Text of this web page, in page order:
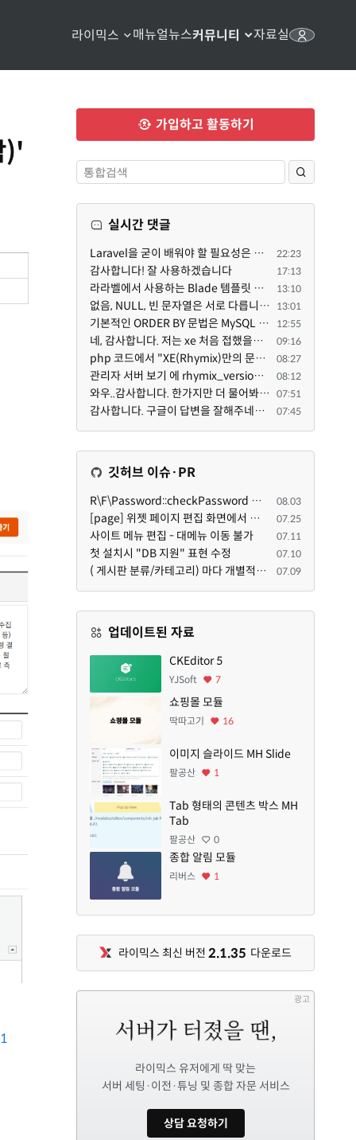
라이믹스 매뉴얼뉴스커뮤니티 자료실
)'
가입하고 활동하기
실시간 댓글
Laravel을 굳이 배워야 할 필요성은 없습니다만, Class기반의 객체 지향 프로그래밍과, PSR-4라는 Composer... 22:23
감사합니다! 잘 사용하겠습니다 17:13
라라벨에서 사용하는 Blade 템플릿 문법을 라이믹스에서도 일부분 도입하였는데, 양쪽의 템플릿 매뉴얼 분량... 13:10
없음, NULL, 빈 문자열은 서로 다릅니다. 예전에는 대충 써도 서로 통용되었지만, 그것 때문에 버그나 보안... 13:01
기본적인 ORDER BY 문법은 MySQL 초기 버전이든 MariaDB 최신 버전이든 차이가 없습니다. 라이믹스 게시판에... 12:55
네, 감사합니다. 저는 xe 처음 접했을때 XE 문법으로 만들었다고 해서 xe코드들이 php와 전혀 다른것 같이 ... 09:16
php 코드에서 "XE(Rhymix)만의 문법"이라는건 존재하지도 않고 별도의 인터프리터를 만들지 않는한 쓸 수도 ... 08:27
관리자 서버 보기 에 rhymix_version : 2.1.35 php : 7.4.3 (64-bit) db.type : mysql (innodb, utf8mb4) db... 08:12
와우..감사합니다. 한가지만 더 물어봐도 되겠는지요. Password.php 파일안에 클래스와 함수들은 순수 php ... 07:51
감사합니다. 구글이 답변을 잘해주네요. 저는 지금까지 md5 에 머물러 있었네요. md5는 구석기 알고리즘이 ... 07:45
깃허브 이슈·PR
R\F\Password::checkPassword 함수 해시 알고리즘을 암시적으로 호출하는 경우 Argon2id 해시 비교 실패 08.03
[page] 위젯 페이지 편집 화면에서 위젯이 Context의 module_info를 덮어쓰면 저장이 ERR_ACT_IS_NOT_STANDALONE으로 실패 07.25
사이트 메뉴 편집 - 대메뉴 이동 불가 07.11
첫 설치시 "DB 지원" 표현 수정 07.10
( 게시판 분류/카테고리) 마다 개별적으로 타이틀브라우저 제목 및 seo설명 넣을 수 있으면 어떨지 해서 글 등록해봅니다. 07.09
업데이트된 자료
CKEditor 5
YJSoft 7
쇼핑몰 모듈
딱따고기 16
이미지 슬라이드 MH Slide
팔공산 1
Tab 형태의 콘텐츠 박스 MH
Tab
팔공산 0
종합 알림 모듈
리버스 1
라이믹스 최신 버전 2.1.35 다운로드
광고
라이믹스 유저에게 딱 맞는
서버 세팅·이전·튜닝 및 종합 자문 서비스
상담 요청하기